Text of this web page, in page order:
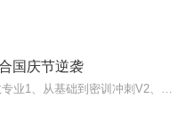
国庆节逆袭